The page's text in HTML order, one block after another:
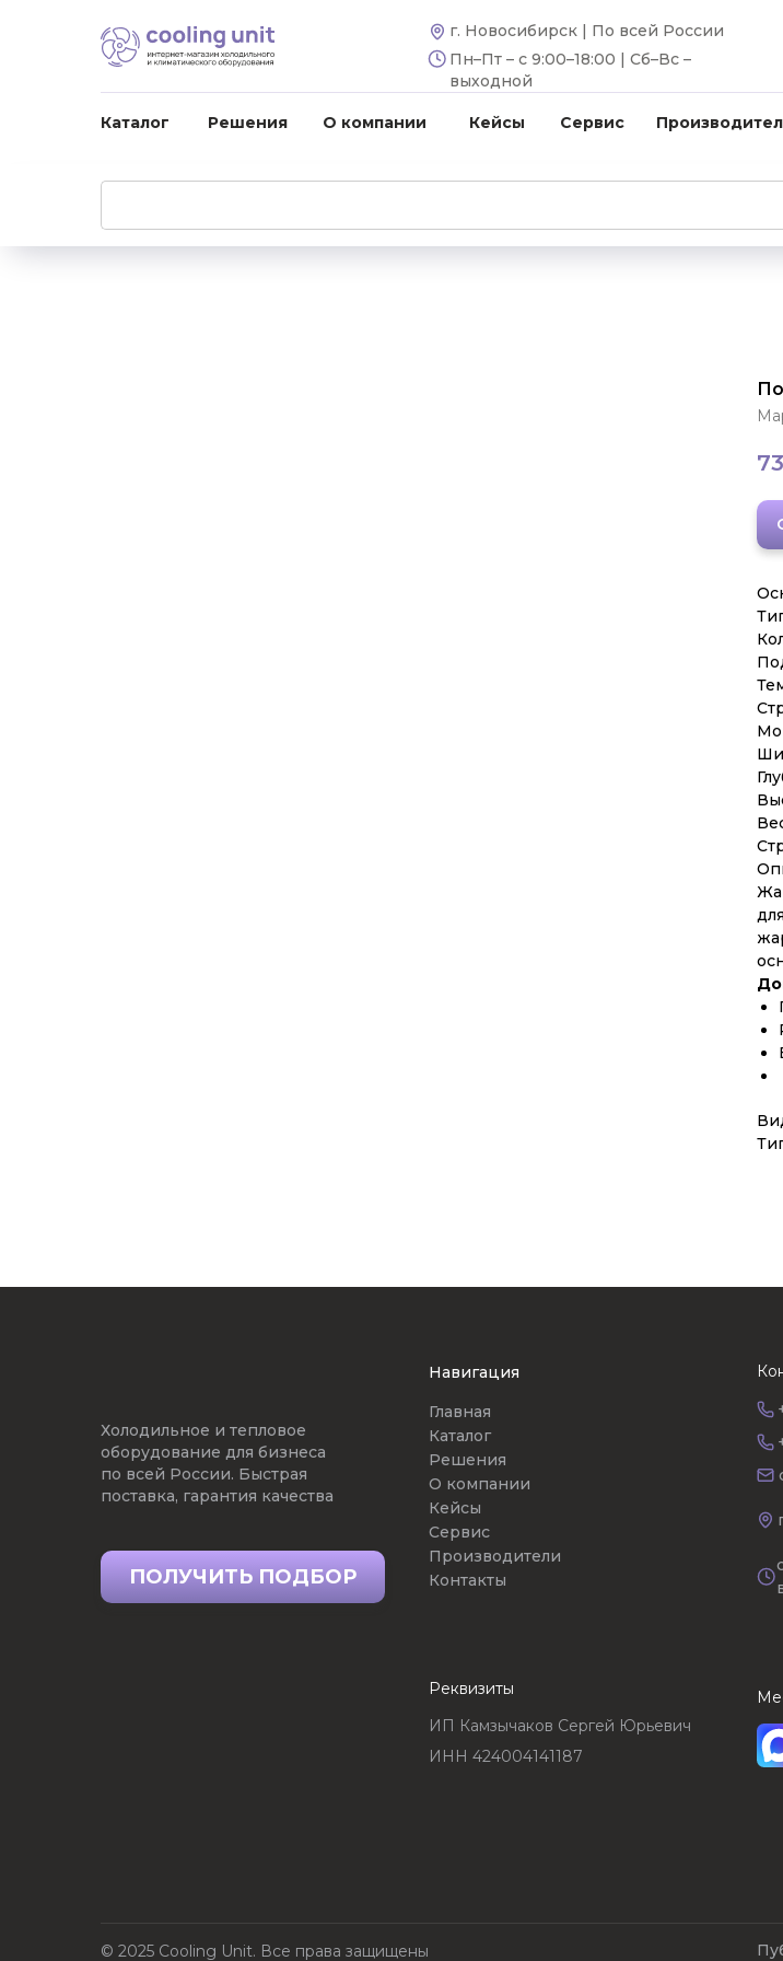
Каталог Решения О компании Кейсы Сервис
Пн–Пт – с 9:00–18:00 | Сб–Вс –
выходной
г. Новосибирск | По всей России
ИП Камзычаков Сергей Юрьевич
ИНН 424004141187
Реквизиты
Холодильное и тепловое
оборудование для бизнеса
по всей России. Быстрая
поставка, гарантия качества
ПОЛУЧИТЬ ПОДБОР
Главная
Каталог
Решения
О компании
Кейсы
Сервис
Производители
Контакты
Навигация
© 2025 Cooling Unit. Все права защищены